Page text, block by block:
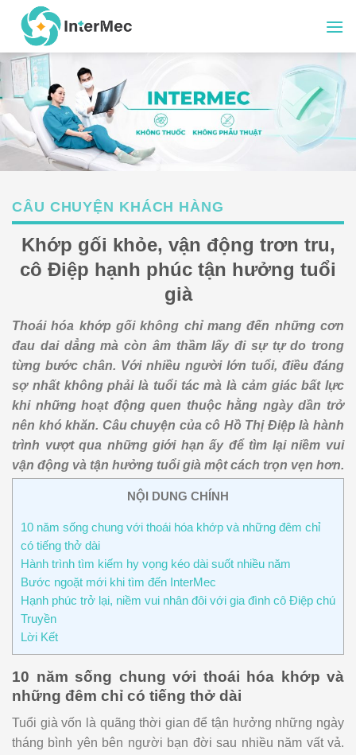
content
CÂU CHUYỆN KHÁCH HÀNG
Khớp gối khỏe, vận động trơn tru,
cô Điệp hạnh phúc tận hưởng tuổi
già
Thoái hóa khớp gối không chỉ mang đến những cơn
đau dai dẳng mà còn âm thầm lấy đi sự tự do trong
từng bước chân. Với nhiều người lớn tuổi, điều đáng
sợ nhất không phải là tuổi tác mà là cảm giác bất lực
khi những hoạt động quen thuộc hằng ngày dần trở
nên khó khăn. Câu chuyện của cô Hồ Thị Điệp là hành
trình vượt qua những giới hạn ấy để tìm lại niềm vui
vận động và tận hưởng tuổi già một cách trọn vẹn hơn.
NỘI DUNG CHÍNH
10 năm sống chung với thoái hóa khớp và những đêm chỉ
có tiếng thở dài
Hành trình tìm kiếm hy vọng kéo dài suốt nhiều năm
Bước ngoặt mới khi tìm đến InterMec
Hạnh phúc trở lại, niềm vui nhân đôi với gia đình cô Điệp chú
Truyền
Lời Kết
10 năm sống chung với thoái hóa khớp và
những đêm chỉ có tiếng thở dài
Tuổi già vốn là quãng thời gian để tận hưởng những ngày
tháng bình yên bên người bạn đời sau nhiều năm vất vả.